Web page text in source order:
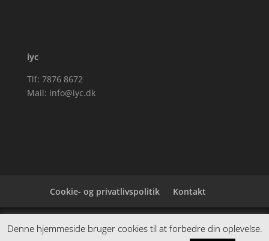
iyc
Tlf: 7876 8672
Mail: info@iyc.dk
Cookie- og privatlivspolitik Kontakt
Denne hjemmeside samler et bredt udvalg af
spændende varer. Siden er et affiiliatesite, og nogle
Denne hjemmeside bruger cookies til at forbedre din oplevelse.